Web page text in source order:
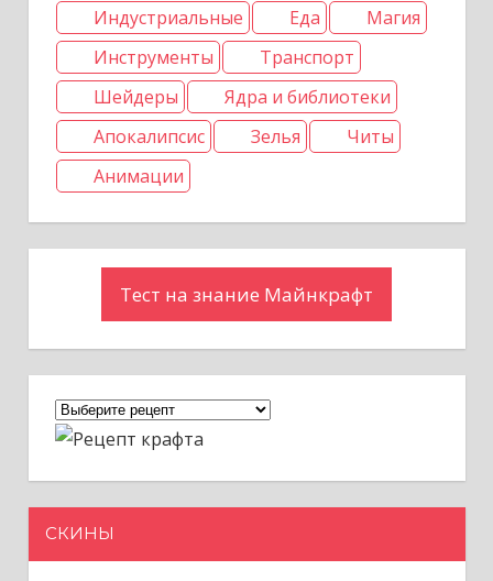
Индустриальные
Еда
Магия
Инструменты
Транспорт
Шейдеры
Ядра и библиотеки
Апокалипсис
Зелья
Читы
Анимации
Тест на знание Майнкрафт
СКИНЫ